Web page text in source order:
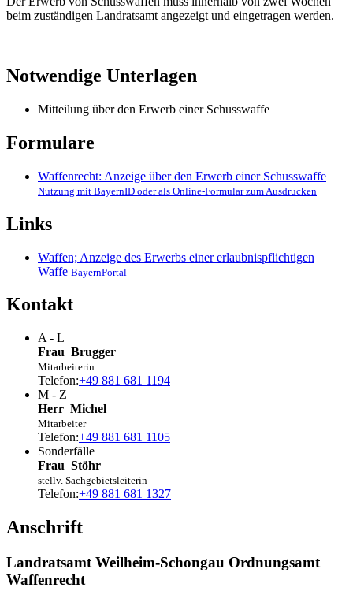
beim zuständigen Landratsamt angezeigt und eingetragen werden.
Notwendige Unterlagen
Mitteilung über den Erwerb einer Schusswaffe
Formulare
Waffenrecht: Anzeige über den Erwerb einer Schusswaffe
Nutzung mit BayernID oder als Online-Formular zum Ausdrucken
Links
Waffen; Anzeige des Erwerbs einer erlaubnispflichtigen
Waffe BayernPortal
Kontakt
A - L
Frau Brugger
Mitarbeiterin
Telefon:+49 881 681 1194
M - Z
Herr Michel
Mitarbeiter
Telefon:+49 881 681 1105
Sonderfälle
Frau Stöhr
stellv. Sachgebietsleiterin
Telefon:+49 881 681 1327
Anschrift
Landratsamt Weilheim-Schongau Ordnungsamt
Waffenrecht